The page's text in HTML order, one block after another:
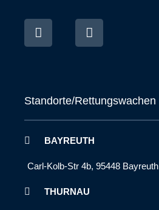
Standorte/Rettungswachen
BAYREUTH
Carl-Kolb-Str 4b, 95448 Bayreuth
THURNAU